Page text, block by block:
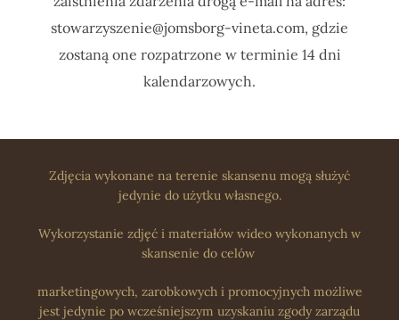
stowarzyszenie@jomsborg-vineta.com, gdzie
zostaną one rozpatrzone w terminie 14 dni
kalendarzowych.
Zdjęcia wykonane na terenie skansenu mogą służyć
jedynie do użytku własnego.
Wykorzystanie zdjęć i materiałów wideo wykonanych w
skansenie do celów
marketingowych, zarobkowych i promocyjnych możliwe
jest jedynie po wcześniejszym uzyskaniu zgody zarządu